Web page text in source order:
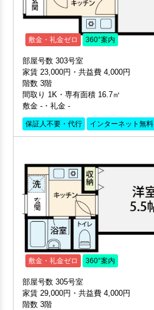
敷金・礼金ゼロ 360°案内
部屋号数 303号室
家賃 23,000円・共益費 4,000円
階数 3階
間取り 1K・専有面積 16.7㎡
敷金 -・礼金 -
保証人不要・代行 インターネット無料
敷金・礼金ゼロ 360°案内
部屋号数 305号室
家賃 29,000円・共益費 4,000円
階数 3階